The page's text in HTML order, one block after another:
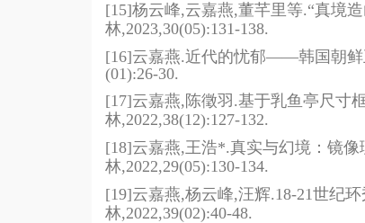
[15]杨云峰,云嘉燕,董芊里等.“真境造
林,2023,30(05):131-138.
[16]云嘉燕.近代的忧郁——韩国朝鲜
(01):26-30.
[17]云嘉燕, 陈徵羽 .基于乳鱼亭尺寸
林,2022,38(12):127-132.
[18]云嘉燕,王浩*.真实与幻境：镜
林,2022,29(05):130-134.
[19]云嘉燕,杨云峰,汪辉.18-21世纪
林,2022,39(02):40-48.